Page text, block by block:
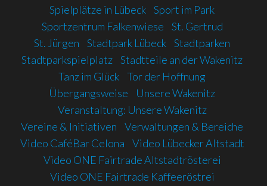
Spielplätze in Lübeck Sport im Park
Sportzentrum Falkenwiese
St. Gertrud
St. Jürgen
Stadtpark Lübeck Stadtparken
Stadtparkspielplatz Stadtteile an der Wakenitz
Tanz im Glück Tor der Hoffnung
Übergangsweise
Unsere Wakenitz
Veranstaltung: Unsere Wakenitz
Vereine & Initiativen
Verwaltungen & Bereiche
Video CaféBar Celona
Video Lübecker Altstadt
Video ONE Fairtrade Altstadtrösterei
Video ONE Fairtrade Kaffeeröstrei